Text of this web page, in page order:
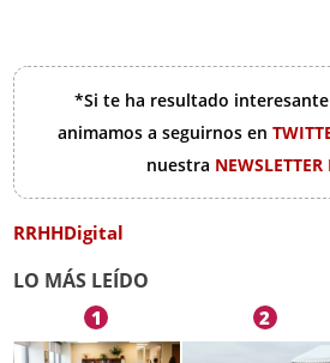
*Si te ha resultado
animamos a seguirnos en
nuestra
RRHHDigital
LO MÁS LEÍDO
1 2